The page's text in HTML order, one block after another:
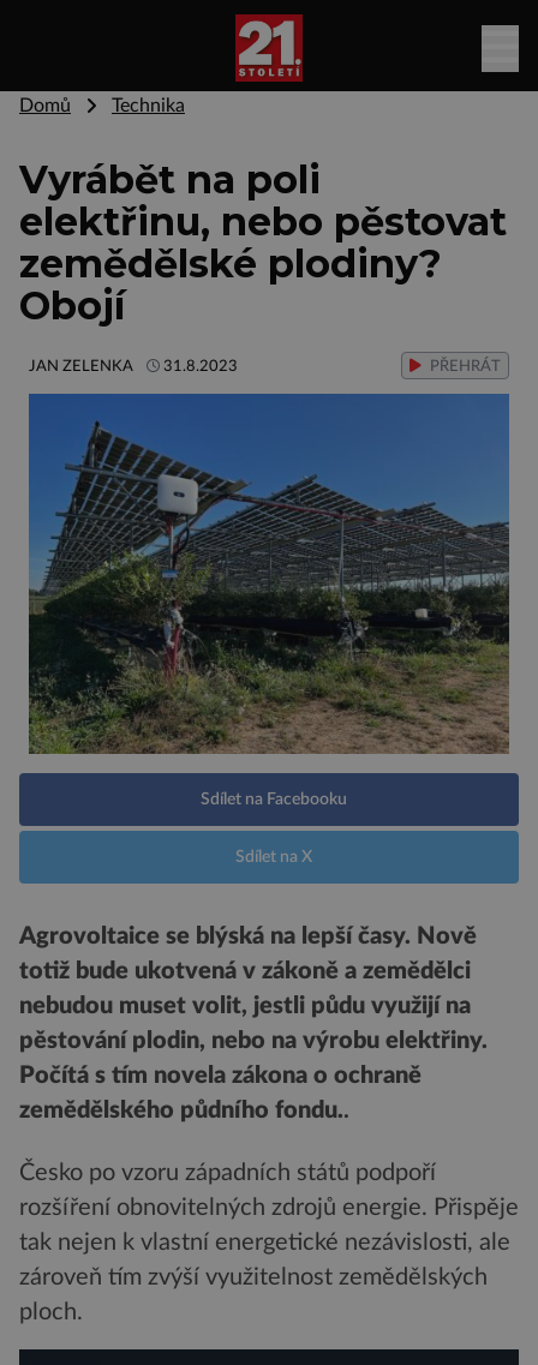
Domů Technika
Vyrábět na poli
elektřinu, nebo pěstovat
zemědělské plodiny?
Obojí
JAN ZELENKA 31.8.2023 PŘEHRÁT
Sdílet na Facebooku
Sdílet na X
Agrovoltaice se blýská na lepší časy. Nově
totiž bude ukotvená v zákoně a zemědělci
nebudou muset volit, jestli půdu využijí na
pěstování plodin, nebo na výrobu elektřiny.
Počítá s tím novela zákona o ochraně
zemědělského půdního fondu..
Česko po vzoru západních států podpoří
rozšíření obnovitelných zdrojů energie. Přispěje
tak nejen k vlastní energetické nezávislosti, ale
zároveň tím zvýší využitelnost zemědělských
ploch.